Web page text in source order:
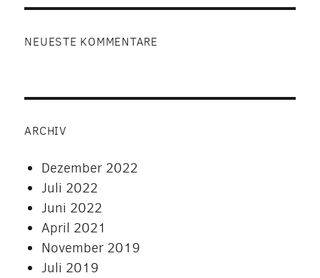
NEUESTE KOMMENTARE
ARCHIV
Dezember 2022
Juli 2022
Juni 2022
April 2021
November 2019
Juli 2019